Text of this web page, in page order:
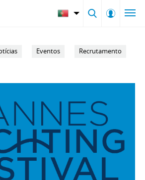
Eventos Recrutamento